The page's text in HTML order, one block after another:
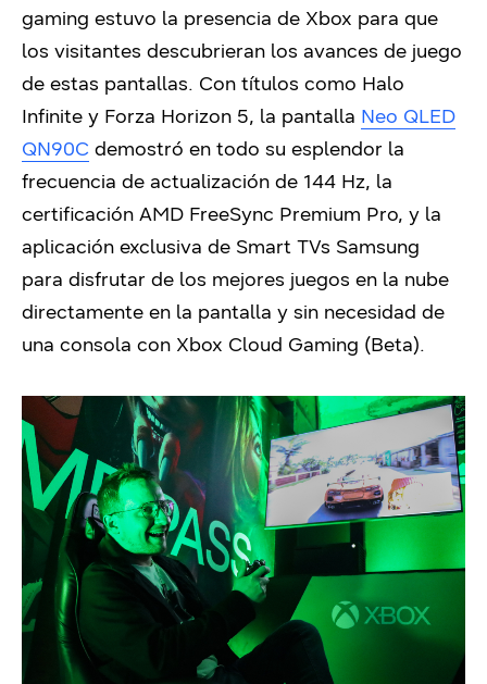
gaming estuvo la presencia de Xbox para que
los visitantes descubrieran los avances de juego
de estas pantallas. Con títulos como Halo
Infinite y Forza Horizon 5, la pantalla Neo QLED
QN90C demostró en todo su esplendor la
frecuencia de actualización de 144 Hz, la
certificación AMD FreeSync Premium Pro, y la
aplicación exclusiva de Smart TVs Samsung
para disfrutar de los mejores juegos en la nube
directamente en la pantalla y sin necesidad de
una consola con Xbox Cloud Gaming (Beta).